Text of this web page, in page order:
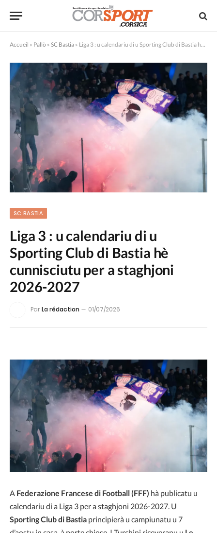
Accueil » Pallò » SC Bastia » Liga 3 : u calendariu di u Sporting Club di Bastia hè cunnisciutu per a staghjoni 2026-2027
SC BASTIA
Liga 3 : u calendariu di u
Sporting Club di Bastia hè
cunnisciutu per a staghjoni
2026-2027
ParLa rédaction 01/07/2026
A Federazione Francese di Football (FFF) hà publicatu u
calendariu di a Liga 3 per a staghjoni 2026-2027. U
Sporting Club di Bastia principierà u campiunatu u 7